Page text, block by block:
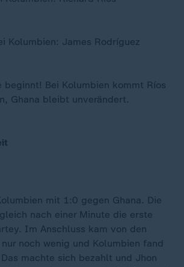
Kolumbien: James Rodríguez
beginnt! Bei Kolumbien kommt Ríos
Ghana bleibt unverändert.
mit 1:0 gegen Ghana. Die
nach einer Minute die erste
Im Anschluss kam von den
noch wenig und Kolumbien fand
machte sich bezahlt und Jhon